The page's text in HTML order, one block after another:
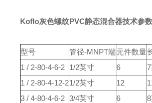
Koflo灰色螺纹PVC静态混合器技术参数
型号 管径-MNPT端元件数量
1 / 2-80-4-6-2 1/2英寸 6
1 / 2-80-4-12-21/2英寸 12
3 / 4-80-4-6-2 3/4英寸 6